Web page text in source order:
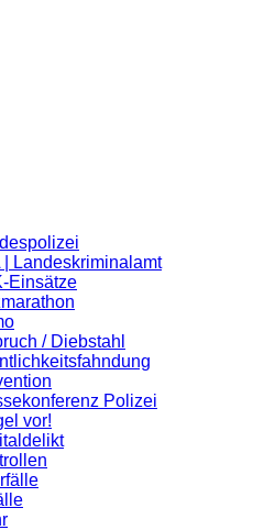
| Landeskriminalamt
Einsätze
/ Diebstahl
Polizei
vor!